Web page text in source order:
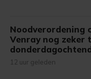
Noodverordening
Venray nog zeker
12 uur geleden